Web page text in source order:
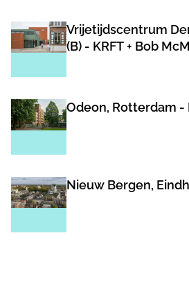
Vrijetijdscentrum
(B) - KRFT + Bob
Odeon, Rotterdam -
Nieuw Bergen,